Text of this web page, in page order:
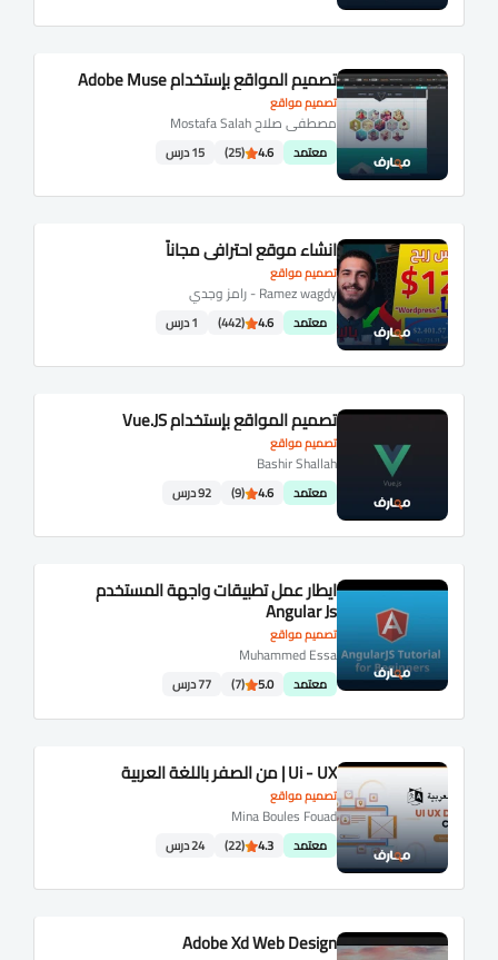
تصميم مواقع
تصميم المواقع بإستخدام Adobe Muse
مصطفى صلاح Mostafa Salah
معتمد 4.6
(25) 15 درس
تصميم مواقع
انشاء موقع احترافي مجاناً
Ramez wagdy - رامز وجدي
معتمد 4.6
(442) 1 درس
تصميم مواقع
تصميم المواقع بإستخدام Vue.JS
Bashir Shallah
معتمد 4.6
(9) 92 درس
تصميم مواقع
ايطار عمل تطبيقات واجهة المستخدم
Angular Js
Muhammed Essa
معتمد 5.0
(7) 77 درس
تصميم مواقع
Ui - UX | من الصفر باللغة العربية
Mina Boules Fouad
معتمد 4.3
(22) 24 درس
Adobe Xd Web Design